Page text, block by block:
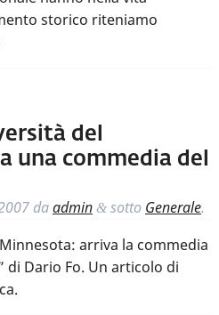
storico riteniamo
del
una commedia del
daadmin & sotto Generale.
arriva la commedia
di Dario Fo. Un articolo di